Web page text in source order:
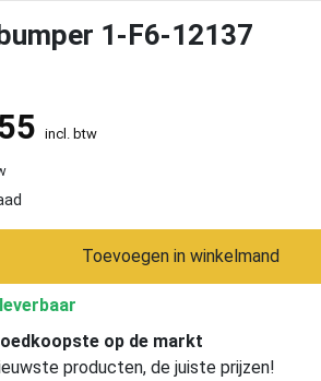
1-F6-12137
incl. btw
Toevoegen in winkelmand
op de markt
producten, de juiste prijzen!